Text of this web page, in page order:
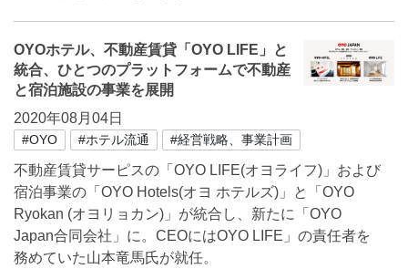
OYOホテル、不動産賃貸「OYO LIFE」と
統合、ひとつのプラットフォームで不動産
と宿泊施設の事業を展開
2020年08月04日
#OYO #ホテル流通 #経営戦略、事業計画
不動産賃貸サーピスの「OYO LIFE(オヨライフ)」および
宿泊事業の「OYO Hotels(オヨ ホテルズ)」と「OYO
Ryokan (オヨリョカン)」が統合し、新たに「OYO
Japan合同会社」に。CEOにはOYO LIFE」の責任者を
務めていた山本竜馬氏が就任。